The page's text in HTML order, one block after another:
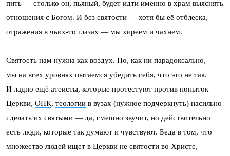
пить — столько он, пьяный, будет идти именно в храм выяснять
отношения с Богом. И без святости — хотя бы её отблеска,
отражения в чьих-то глазах — мы хиреем и чахнем.
Святость нам нужна как воздух. Но, как ни парадоксально,
мы на всех уровнях пытаемся убедить себя, что это не так.
И ладно ещё атеисты, которые протестуют против попыток
Церкви, ОПК, теологии в вузах (нужное подчеркнуть) насильно
сделать их святыми — да, смешно звучит, но действительно
есть люди, которые так думают и чувствуют. Беда в том, что
множество людей ищет в Церкви не святости во Христе,